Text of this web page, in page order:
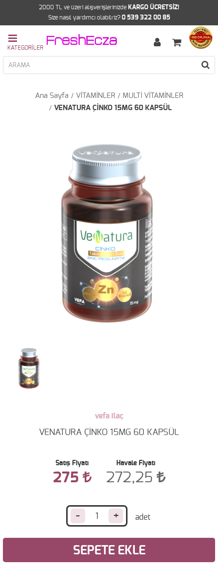
2000 TL ve üzeri alışverişlerinizde KARGO ÜCRETSİZ!
Size nasıl yardımcı olabilriz? 0 539 322 00 85
Ana Sayfa VİTAMİNLER
MULTİ VİTAMİNLER
VENATURA ÇİNKO 15MG 60 KAPSÜL
vefa ilaç
VENATURA ÇİNKO 15MG 60 KAPSÜL
Satış Fiyatı
275
Havale Fiyatı
272,25
- +
SEPETE EKLE